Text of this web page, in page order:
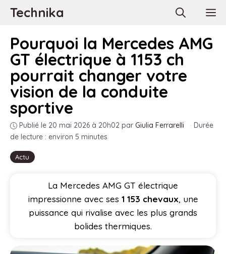
AllerTechnika
Actu
Pourquoi la Mercedes AMG
GT électrique à 1153 ch
pourrait changer votre
vision de la conduite
sportive
Publié le 20 mai 2026 à 20h02 par Giulia Ferrarelli · Durée
de lecture : environ 5 minutes
La Mercedes AMG GT électrique
impressionne avec ses 1 153 chevaux, une
puissance qui rivalise avec les plus grands
bolides thermiques.